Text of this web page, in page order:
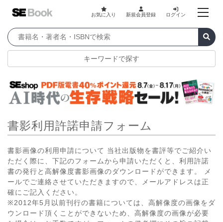
お気に入り 新規会員登録 ログイン
キーワードで探す
書影利用許諾申請フォーム
書影画像の利用申請について 当社出版物を書評等でご紹介い
ただく際に、下記のフォームから申請いただくと、利用許諾
書の発行と高解像度書影画像のダウンロードができます。 メ
ールでご連絡させていただきますので、メールアドレスは正
確にご記入ください。
※2012年5月以前刊行の書籍については、高解像度の画像をダ
ウンロード頂くことができないため、高解像度の画像が必要